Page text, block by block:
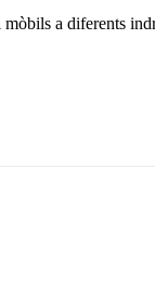
a diferents